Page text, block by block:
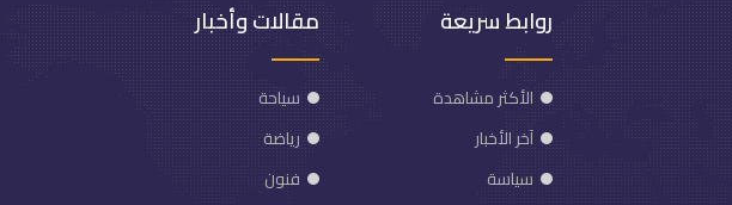
روابط سريعة
الأكثر مشاهدة
آخر الأخبار
سياسة
مقالات وأخبار
سياحة
رياضة
فنون